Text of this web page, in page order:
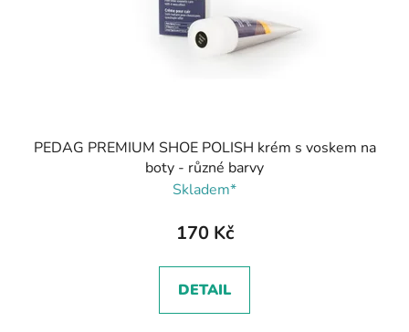
PEDAG PREMIUM SHOE POLISH krém s voskem na
boty - různé barvy
Skladem*
170 Kč
DETAIL